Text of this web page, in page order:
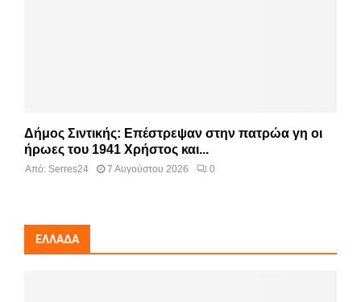
Δήμος Σιντικής: Επέστρεψαν στην πατρώα γη οι
ήρωες του 1941 Χρήστος και...
Από: Serres24 7 Αυγούστου 2026 0
ΕΛΛΆΔΑ